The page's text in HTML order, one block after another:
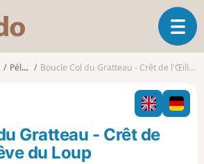
s
o
O
u
v
i
r
l
Pélussin Boucle Col du Gratteau - Crêt de l'Œillon - Trêve du Loup
Gratteau - Crêt de
du Loup